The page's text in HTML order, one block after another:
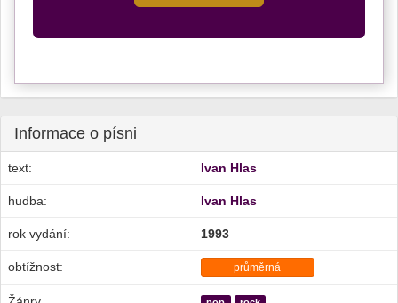
Informace o písni
text: Ivan Hlas
hudba: Ivan Hlas
rok vydání: 1993
obtížnost: průměrná